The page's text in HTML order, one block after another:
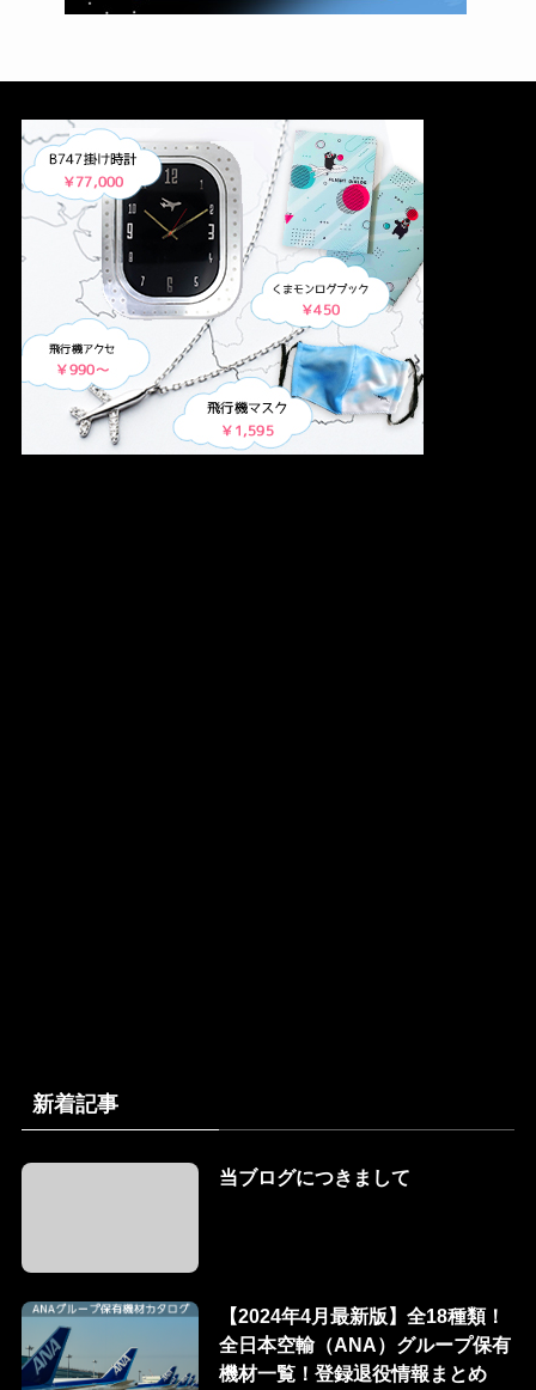
新着記事
当ブログにつきまして
【2024年4月最新版】全18種類！
全日本空輸（ANA）グループ保有
機材一覧！登録退役情報まとめ